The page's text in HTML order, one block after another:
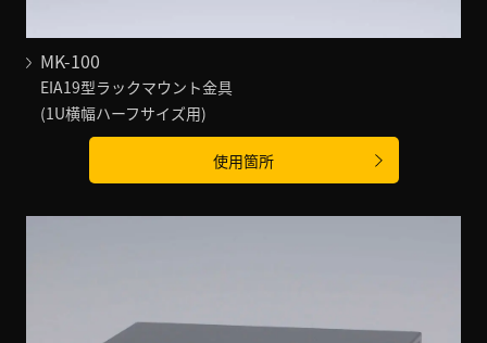
MK-100
EIA19型ラックマウント金具
(1U横幅ハーフサイズ用)
使用箇所